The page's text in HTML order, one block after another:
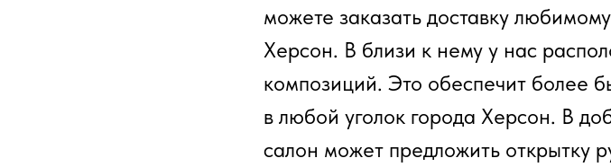
можете заказать доставку
Херсон. В близи к нему у нас
композиций. Это обеспечит более
в любой уголок города Херсон. В
салон может предложить открытку